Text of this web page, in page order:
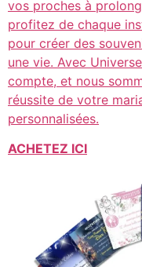
vos proches à
profitez de chaque
pour créer des
une vie. Avec
compte, et nous
réussite de votre
personnalisées.
ACHETEZ ICI